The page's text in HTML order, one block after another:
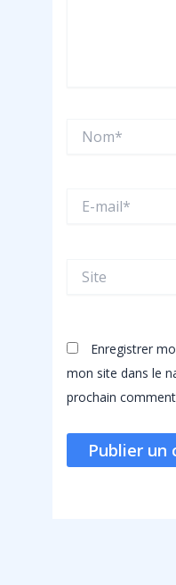
mail*
Enregistrer
mon site dans le
prochain